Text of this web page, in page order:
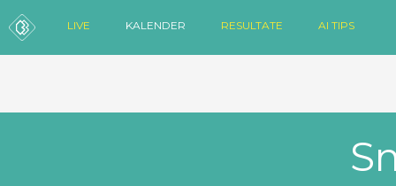
LIVE KALENDER RESULTATE AI TIPS